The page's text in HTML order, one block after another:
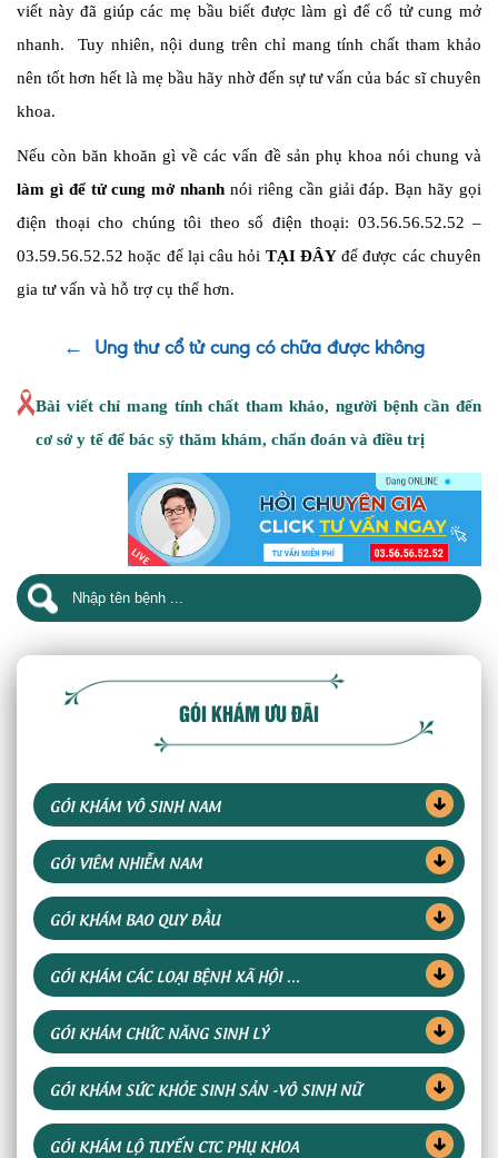
viết này đã giúp các mẹ bầu biết được làm gì để cổ tử cung mở
nhanh. Tuy nhiên, nội dung trên chỉ mang tính chất tham khảo
nên tốt hơn hết là mẹ bầu hãy nhờ đến sự tư vấn của bác sĩ chuyên
khoa.
Nếu còn băn khoăn gì về các vấn đề sản phụ khoa nói chung và
làm gì để tử cung mở nhanh nói riêng cần giải đáp. Bạn hãy gọi
điện thoại cho chúng tôi theo số điện thoại: 03.56.56.52.52 –
03.59.56.52.52 hoặc để lại câu hỏi TẠI ĐÂYđể được các chuyên
gia tư vấn và hỗ trợ cụ thể hơn.
← Ung thư cổ tử cung có chữa được không
Bài viết chỉ mang tính chất tham khảo, người bệnh cần đến
cơ sở y tế để bác sỹ thăm khám, chẩn đoán và điều trị
GÓI KHÁM ƯU ĐÃI
GÓI KHÁM VÔ SINH NAM
GÓI VIÊM NHIỄM NAM
GÓI KHÁM BAO QUY ĐẦU
GÓI KHÁM CÁC LOẠI BỆNH XÃ HỘI ...
GÓI KHÁM CHỨC NĂNG SINH LÝ
GÓI KHÁM SỨC KHỎE SINH SẢN -VÔ SINH NỮ
GÓI KHÁM LỘ TUYẾN CTC PHỤ KHOA